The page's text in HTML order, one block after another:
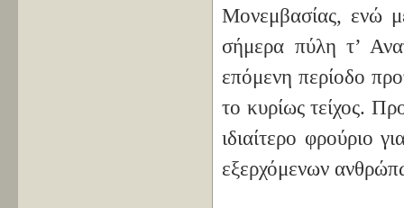
Μονεμβασίας, ενώ
σήμερα πύλη τ’
επόμενη περίοδο
το κυρίως τείχος.
ιδιαίτερο φρούριο
εξερχόμενων